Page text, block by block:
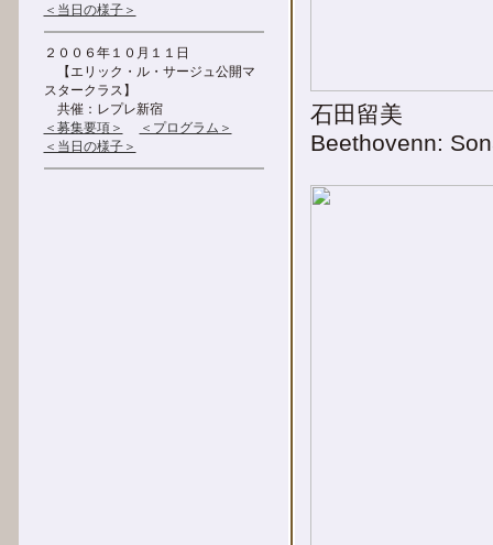
＜当日の様子＞
２００６年１０月１１日
【エリック・ル・サージュ公開マ
スタークラス】
共催：レプレ新宿
＜募集要項＞
＜プログラム＞
＜当日の様子＞
石田留美
Beethovenn: